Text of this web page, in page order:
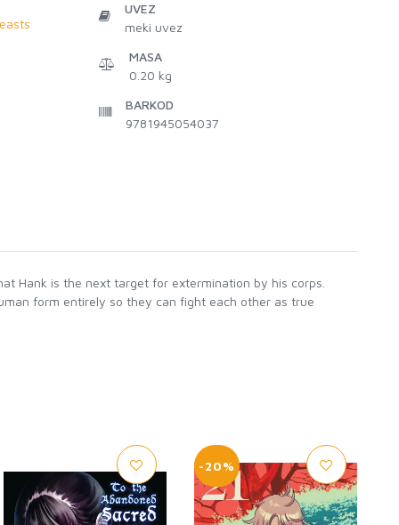
UVEZ
meki uvez
MASA
0.20 kg
BARKOD
9781945054037
Hank is the next target for extermination by his corps.
form entirely so they can fight each other as true
-20%